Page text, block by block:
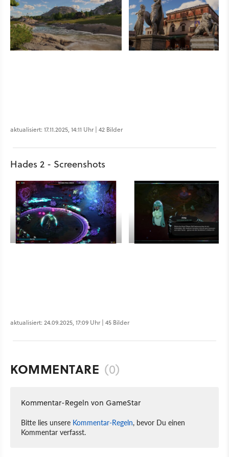
aktualisiert: 17.11.2025, 14:11 Uhr | 42 Bilder
Hades 2 - Screenshots
aktualisiert: 24.09.2025, 17:09 Uhr | 45 Bilder
KOMMENTARE (0)
Kommentar-Regeln von GameStar
Bitte lies unsere Kommentar-Regeln, bevor Du einen
Kommentar verfasst.